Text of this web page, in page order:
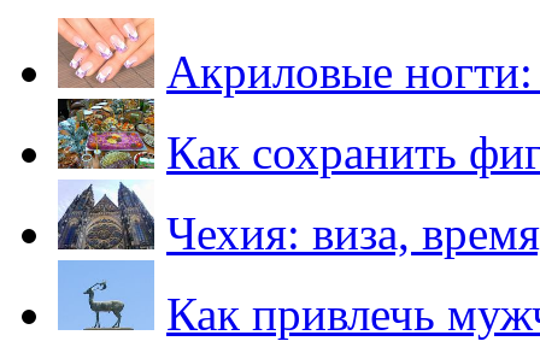
Акриловые ногти:
Как сохранить
Чехия: виза,
Как привлечь